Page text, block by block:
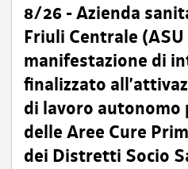
8/26 - Azienda
Friuli Centrale (ASU
manifestazione di
finalizzato
di lavoro autonomo
delle Aree Cure
dei Distretti Socio